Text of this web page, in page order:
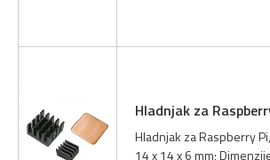
Hladnjak za
Hladnjak za Raspberry
14 x 14 x 6 mm;